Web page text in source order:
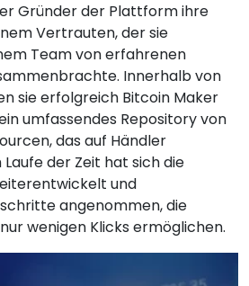
Gründer der Plattform ihre
Vertrauten, der sie
Team von erfahrenen
Innerhalb von
sie erfolgreich Bitcoin Maker
umfassendes Repository von
das auf Händler
der Zeit hat sich die
und
angenommen, die
wenigen Klicks ermöglichen.